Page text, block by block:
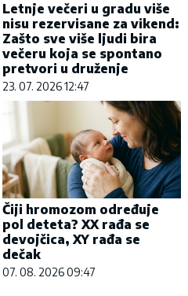
Letnje večeri u gradu više
nisu rezervisane za vikend:
Zašto sve više ljudi bira
večeru koja se spontano
pretvori u druženje
23. 07. 2026 12:47
Čiji hromozom određuje
pol deteta? XX rađa se
devojčica, XY rađa se
dečak
07. 08. 2026 09:47